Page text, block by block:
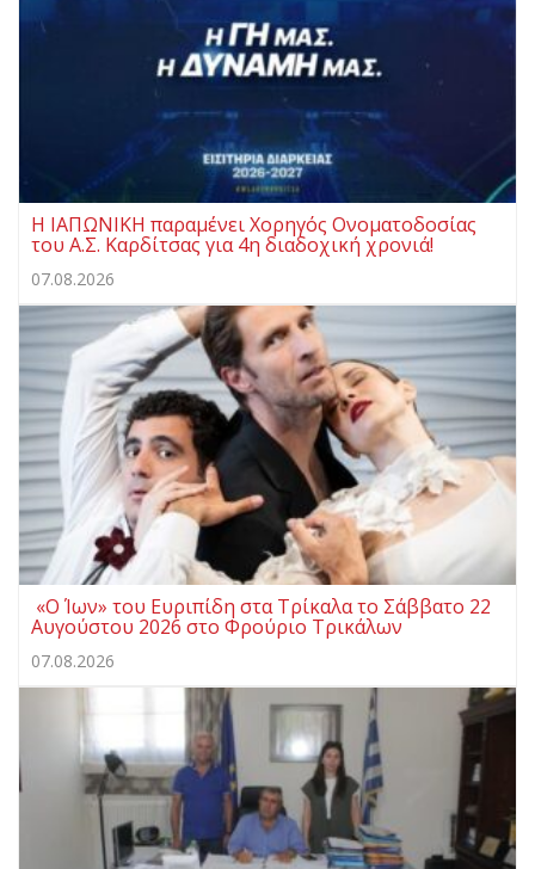
Η ΙΑΠΩΝΙΚΗ παραμένει Χορηγός Ονοματοδοσίας
του Α.Σ. Καρδίτσας για 4η διαδοχική χρονιά!
07.08.2026
«Ο Ίων» του Ευριπίδη στα Τρίκαλα το Σάββατο 22
Αυγούστου 2026 στο Φρούριο Τρικάλων
07.08.2026